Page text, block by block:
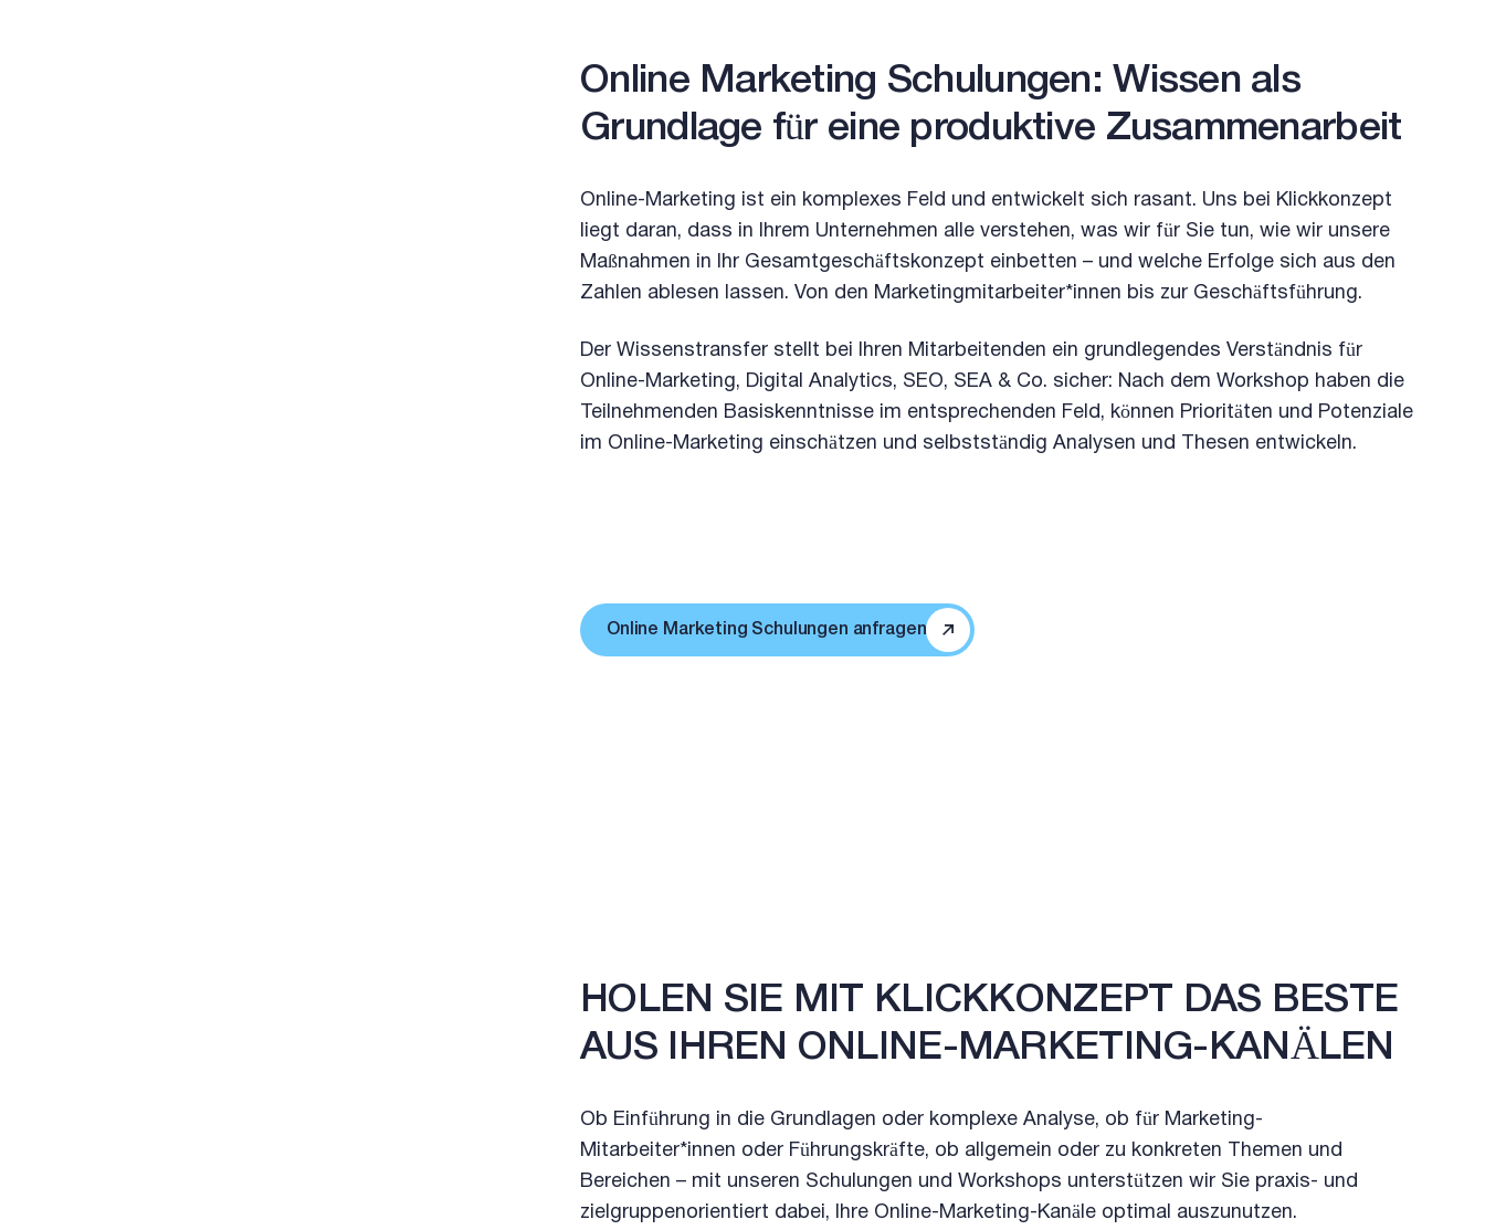
Online Marketing Schulungen: Wissen als
Grundlage für eine produktive Zusammenarbeit
Online-Marketing ist ein komplexes Feld und entwickelt sich rasant. Uns bei Klickkonzept
liegt daran, dass in Ihrem Unternehmen alle verstehen, was wir für Sie tun, wie wir unsere
Maßnahmen in Ihr Gesamtgeschäftskonzept einbetten – und welche Erfolge sich aus den
Zahlen ablesen lassen. Von den Marketingmitarbeiter*innen bis zur Geschäftsführung.
Der Wissenstransfer stellt bei Ihren Mitarbeitenden ein grundlegendes Verständnis für
Online-Marketing, Digital Analytics, SEO, SEA & Co. sicher: Nach dem Workshop haben die
Teilnehmenden Basiskenntnisse im entsprechenden Feld, können Prioritäten und Potenziale
im Online-Marketing einschätzen und selbstständig Analysen und Thesen entwickeln.
Online Marketing Schulungen anfragen
HOLEN SIE MIT KLICKKONZEPT DAS BESTE
AUS IHREN ONLINE-MARKETING-KANÄLEN
Ob Einführung in die Grundlagen oder komplexe Analyse, ob für Marketing-
Mitarbeiter*innen oder Führungskräfte, ob allgemein oder zu konkreten Themen und
Bereichen – mit unseren Schulungen und Workshops unterstützen wir Sie praxis- und
zielgruppenorientiert dabei, Ihre Online-Marketing-Kanäle optimal auszunutzen.